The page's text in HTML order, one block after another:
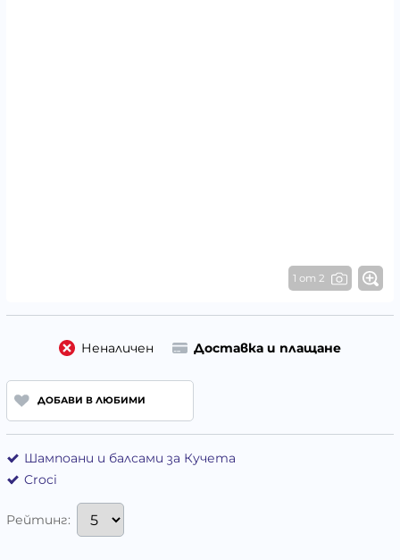
1 от 2
Неналичен Доставка и плащане
ДОБАВИ В ЛЮБИМИ
Шампоани и балсами за Кучета
Croci
Рейтинг: